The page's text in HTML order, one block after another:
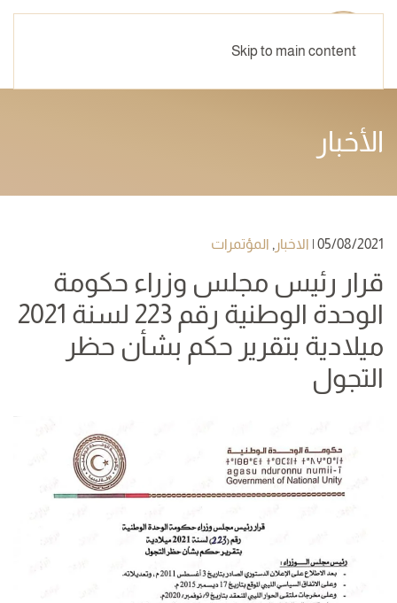
Skip to main content
الأخبار
05/08/2021
| الاخبار , المؤتمرات
قرار رئيس مجلس وزراء حكومة
الوحدة الوطنية رقم 223 لسنة 2021
ميلادية بتقرير حكم بشأن حظر
التجول